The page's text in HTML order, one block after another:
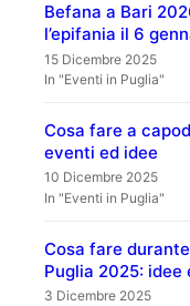
Befana a Bari
l’epifania il 6
15 Dicembre 2025
In "Eventi in Puglia"
Cosa fare a
eventi ed idee
10 Dicembre 2025
In "Eventi in Puglia"
Cosa fare
Puglia 2025: idee
3 Dicembre 2025